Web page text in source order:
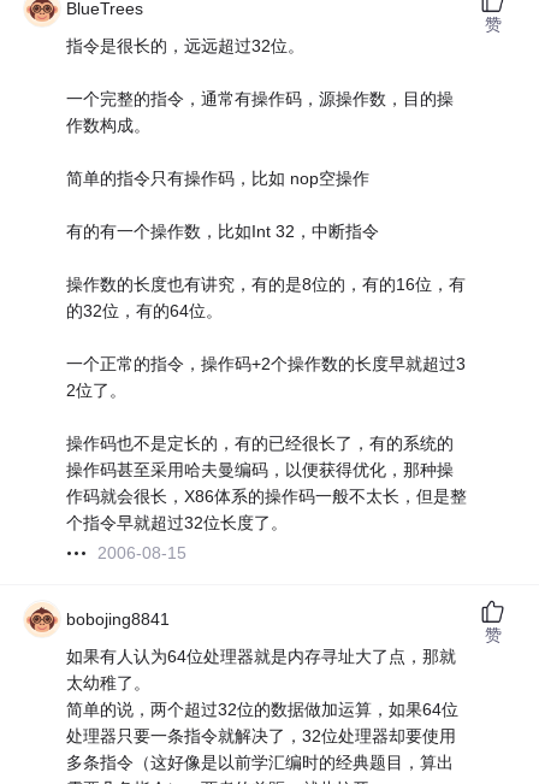
BlueTrees
指令是很长的，远远超过32位。
一个完整的指令，通常有操作码，源操作数，目的操
作数构成。
简单的指令只有操作码，比如 nop空操作
有的有一个操作数，比如Int 32，中断指令
操作数的长度也有讲究，有的是8位的，有的16位，有
的32位，有的64位。
一个正常的指令，操作码+2个操作数的长度早就超过3
2位了。
操作码也不是定长的，有的已经很长了，有的系统的
操作码甚至采用哈夫曼编码，以便获得优化，那种操
作码就会很长，X86体系的操作码一般不太长，但是整
个指令早就超过32位长度了。
2006-08-15
赞
bobojing8841
如果有人认为64位处理器就是内存寻址大了点，那就
太幼稚了。
简单的说，两个超过32位的数据做加运算，如果64位
处理器只要一条指令就解决了，32位处理器却要使用
多条指令（这好像是以前学汇编时的经典题目，算出
赞